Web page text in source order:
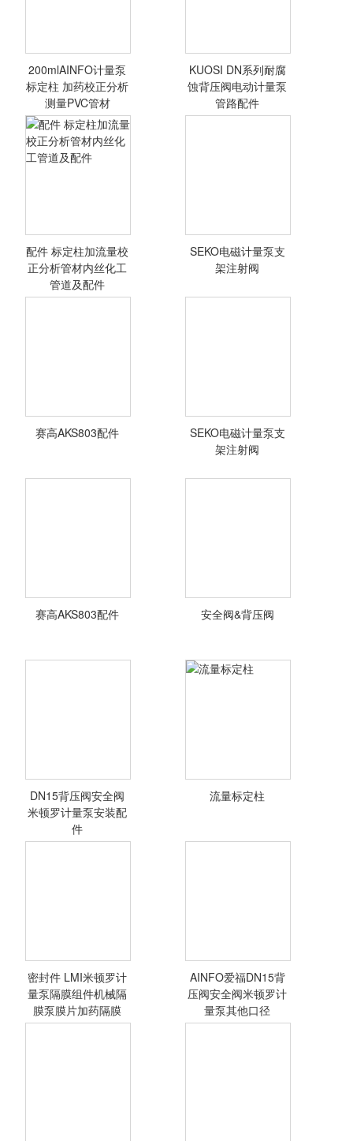
<查看详情> <查看详情>
<查看详情>
200mlAINFO计量泵
标定柱 加药校正分析
测量PVC管材
<查看详情>
KUOSI DN系列耐腐
蚀背压阀电动计量泵
管路配件
<查看详情>
配件 标定柱加流量校
正分析管材内丝化工
管道及配件
<查看详情>
SEKO电磁计量泵支
架注射阀
<查看详情>
赛高AKS803配件
<查看详情>
SEKO电磁计量泵支
架注射阀
<查看详情>
赛高AKS803配件
<查看详情>
安全阀&背压阀
<查看详情>
DN15背压阀安全阀
米顿罗计量泵安装配
件
<查看详情>
流量标定柱
密封件 LMI米顿罗计
量泵隔膜组件机械隔
膜泵膜片加药隔膜
AINFO爱福DN15背
压阀安全阀米顿罗计
量泵其他口径